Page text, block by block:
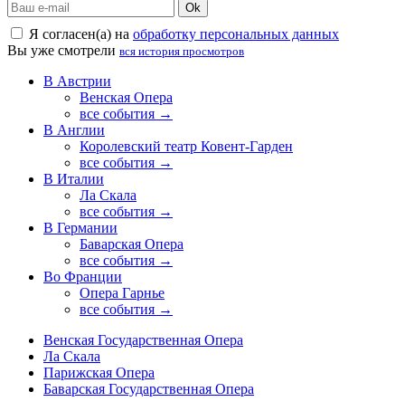
Ok
Я согласен(а) на обработку персональных данных
Вы уже смотрели вся история просмотров
В Австрии
Венская Опера
все события →
В Англии
Королевский театр Ковент-Гарден
все события →
В Италии
Ла Скала
все события →
В Германии
Баварская Опера
все события →
Во Франции
Опера Гарнье
все события →
Венская Государственная Опера
Ла Скала
Парижская Опера
Баварская Государственная Опера